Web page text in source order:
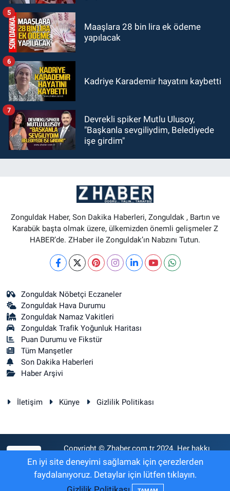
Maaşlara 28 bin lira ek ödeme
yapılacak
5
Kadriye Karademir hayatını kaybetti
6
Devrekli spiker Mutlu Ulusoy,
"Başkanla sevgiliydim, Belediyede
işe girdim"
7
Zonguldak Haber, Son Dakika Haberleri, Zonguldak , Bartın ve
Karabük başta olmak üzere, ülkemizden önemli gelişmeler Z
HABER’de. ZHaber ile Zonguldak’ın Nabzını Tutun.
Zonguldak Nöbetçi Eczaneler
Zonguldak Hava Durumu
Zonguldak Namaz Vakitleri
Zonguldak Trafik Yoğunluk Haritası
Puan Durumu ve Fikstür
Tüm Manşetler
Son Dakika Haberleri
Haber Arşivi
İletişim Künye Gizlilik Politikası
Copyright © Zhaber.com.tr 2024. Her hakkı
saklıdır.
Haber Yazılımı:TE Bilişim
En iyi site deneyimi sağlamak için çerezlerden
faydalanıyoruz. Detaylar için lütfen tıklayın.